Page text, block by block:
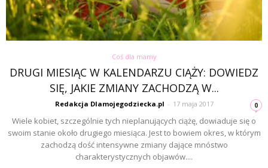
Coś dla mamy
DRUGI MIESIĄC W KALENDARZU CIĄŻY: DOWIEDZ
SIĘ, JAKIE ZMIANY ZACHODZĄ W...
Redakcja Dlamojegodziecka.pl - 17 maja 2017 0
Wiele kobiet, szczególnie tych nieplanujących ciążę, dowiaduje się o
swoim stanie około drugiego miesiąca. Jest to bowiem okres, w którym
zachodzą dość intensywne zmiany dające mnóstwo
charakterystycznych objawów....